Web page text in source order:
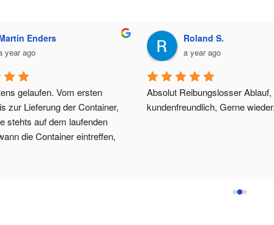
Enders
year ago
gelaufen. Vom ersten
zur Lieferung der Container,
stehts auf dem laufenden
die Container eintreffen,
Roland S.
a year ago
Absolut Reibungslosser
kundenfreundlich, Gerne wieder.